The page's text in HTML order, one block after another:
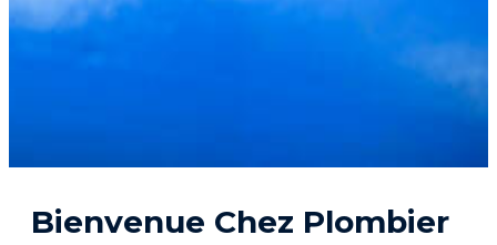
Bienvenue Chez Plombier